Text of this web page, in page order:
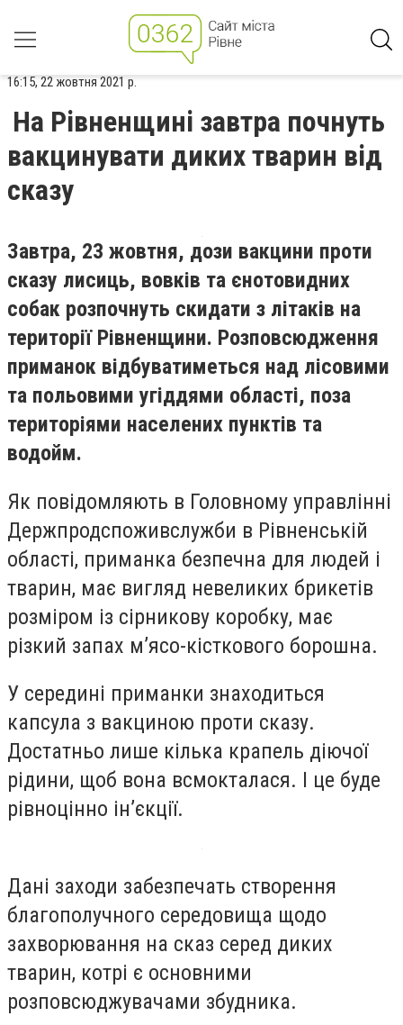
16:15, 22 жовтня 2021 р.
На Рівненщині завтра почнуть
вакцинувати диких тварин від
сказу
Завтра, 23 жовтня, дози вакцини проти
сказу лисиць, вовків та єнотовидних
собак розпочнуть скидати з літаків на
території Рівненщини. Розповсюдження
приманок відбуватиметься над лісовими
та польовими угіддями області, поза
територіями населених пунктів та
водойм.
Як повідомляють в Головному управлінні
Держпродспоживслужби в Рівненській
області, приманка безпечна для людей і
тварин, має вигляд невеликих брикетів
розміром із сірникову коробку, має
різкий запах м’ясо-кісткового борошна.
У середині приманки знаходиться
капсула з вакциною проти сказу.
Достатньо лише кілька крапель діючої
рідини, щоб вона всмокталася. І це буде
рівноцінно ін’єкції.
Дані заходи забезпечать створення
благополучного середовища щодо
захворювання на сказ серед диких
тварин, котрі є основними
розповсюджувачами збудника.